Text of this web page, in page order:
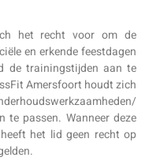
het recht voor om de
en erkende feestdagen
de trainingstijden aan te
Amersfoort houdt zich
te passen. Wanneer deze
het lid geen recht op